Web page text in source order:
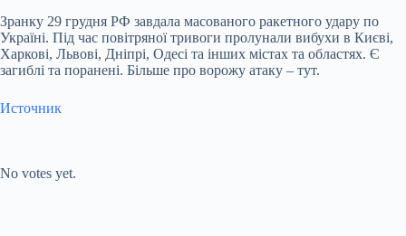
Зранку 29 грудня РФ завдала масованого ракетного удару по
Україні. Під час повітряної тривоги пролунали вибухи в Києві,
Харкові, Львові, Дніпрі, Одесі та інших містах та областях. Є
загиблі та поранені. Більше про ворожу атаку – тут.
Источник
No votes yet.